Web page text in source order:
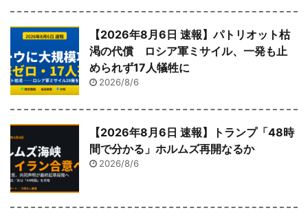
【2026年8月6日 速報】パトリオット枯
渇の代償 ロシア軍ミサイル、一発も止
められず17人犠牲に
2026/8/6
【2026年8月6日 速報】トランプ「48時
間で分かる」ホルムズ再開なるか
2026/8/6